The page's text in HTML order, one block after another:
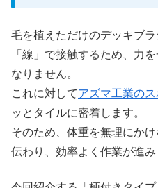
毛を植えただけのデッキブ
「線」で接触するため、力
なりません。
これに対してアズマ工業の
ッとタイルに密着します。
そのため、体重を無理にか
伝わり、効率よく作業が進み